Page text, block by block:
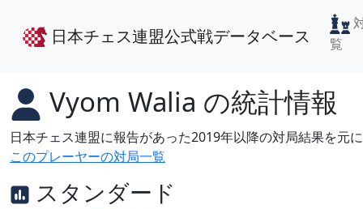
日本チェス連盟公式戦データベース
覧
Vyom Walia の統計情報
日本チェス連盟に報告があった2019年以降の対局結果を元
このプレーヤーの対局一覧
スタンダード